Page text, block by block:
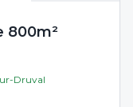
800m²
Druval